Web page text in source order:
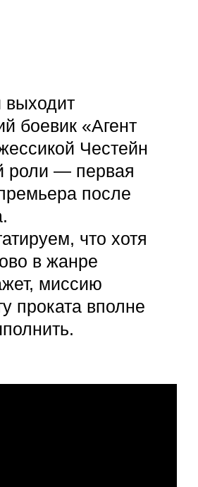
выходит
боевик «Агент
Честейн
роли — первая
после
что хотя
в жанре
миссию
проката вполне